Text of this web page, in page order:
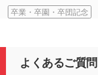
卒業・卒園・卒団記念
よくあるご質問